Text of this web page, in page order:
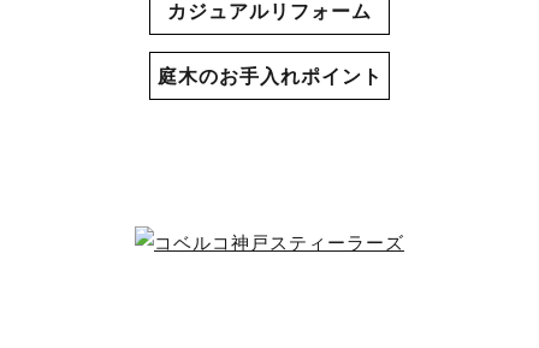
カジュアルリフォーム
庭木のお手入れポイント